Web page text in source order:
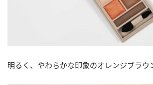
明るく、やわらかな印象のオレンジブラウ